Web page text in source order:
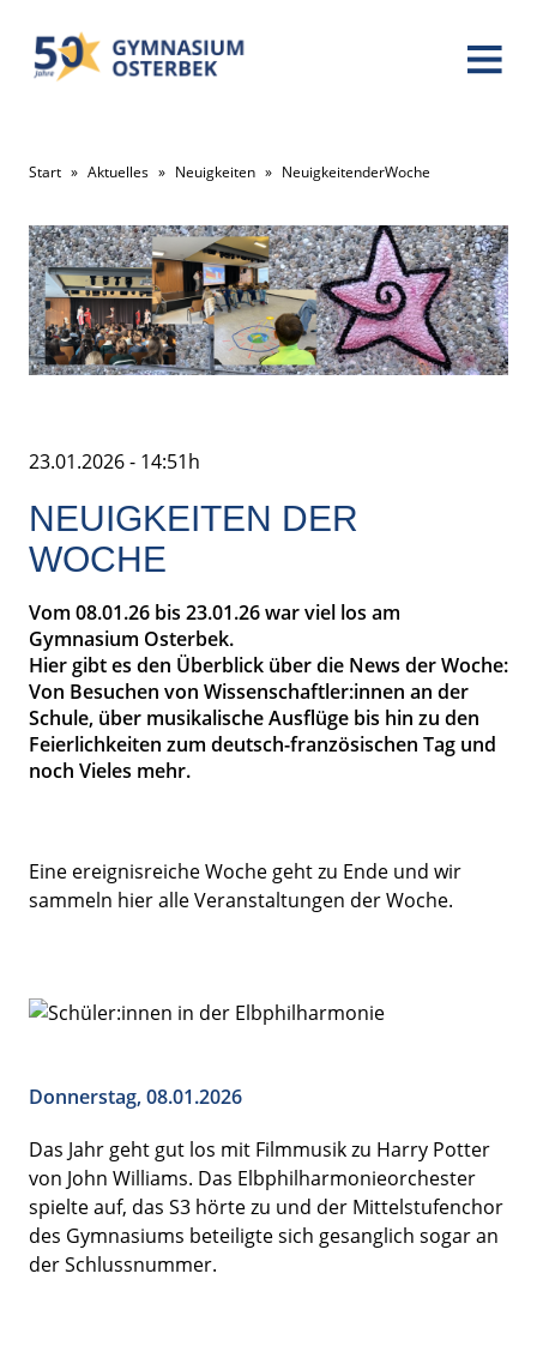
Start » Aktuelles » Neuigkeiten » NeuigkeitenderWoche
23.01.2026 - 14:51h
NEUIGKEITEN DER
WOCHE
Vom 08.01.26 bis 23.01.26 war viel los am
Gymnasium Osterbek.
Hier gibt es den Überblick über die News der Woche:
Von Besuchen von Wissenschaftler:innen an der
Schule, über musikalische Ausflüge bis hin zu den
Feierlichkeiten zum deutsch-französischen Tag und
noch Vieles mehr.
Eine ereignisreiche Woche geht zu Ende und wir
sammeln hier alle Veranstaltungen der Woche.
Donnerstag, 08.01.2026
Das Jahr geht gut los mit Filmmusik zu Harry Potter
von John Williams. Das Elbphilharmonieorchester
spielte auf, das S3 hörte zu und der Mittelstufenchor
des Gymnasiums beteiligte sich gesanglich sogar an
der Schlussnummer.